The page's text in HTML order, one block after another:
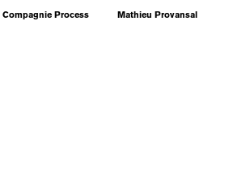
Compagnie Process Mathieu Provansal